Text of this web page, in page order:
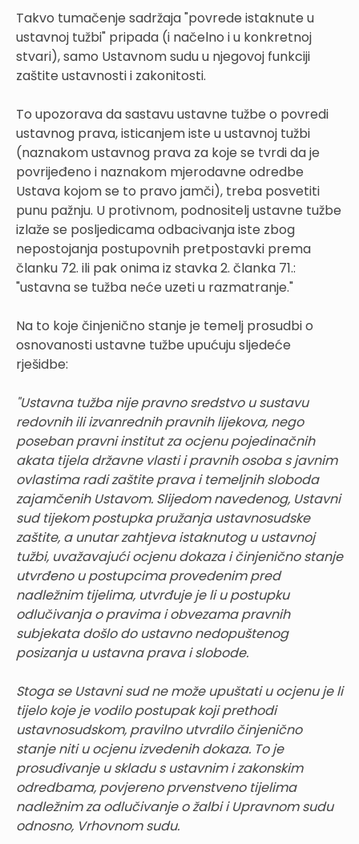
Takvo tumačenje sadržaja "povrede istaknute u
ustavnoj tužbi" pripada (i načelno i u konkretnoj
stvari), samo Ustavnom sudu u njegovoj funkciji
zaštite ustavnosti i zakonitosti.
To upozorava da sastavu ustavne tužbe o povredi
ustavnog prava, isticanjem iste u ustavnoj tužbi
(naznakom ustavnog prava za koje se tvrdi da je
povrijeđeno i naznakom mjerodavne odredbe
Ustava kojom se to pravo jamči), treba posvetiti
punu pažnju. U protivnom, podnositelj ustavne tužbe
izlaže se posljedicama odbacivanja iste zbog
nepostojanja postupovnih pretpostavki prema
članku 72. ili pak onima iz stavka 2. članka 71.:
"ustavna se tužba neće uzeti u razmatranje."
Na to koje činjenično stanje je temelj prosudbi o
osnovanosti ustavne tužbe upućuju sljedeće
rješidbe:
"Ustavna tužba nije pravno sredstvo u sustavu
redovnih ili izvanrednih pravnih lijekova, nego
poseban pravni institut za ocjenu pojedinačnih
akata tijela državne vlasti i pravnih osoba s javnim
ovlastima radi zaštite prava i temeljnih sloboda
zajamčenih Ustavom. Slijedom navedenog, Ustavni
sud tijekom postupka pružanja ustavnosudske
zaštite, a unutar zahtjeva istaknutog u ustavnoj
tužbi, uvažavajući ocjenu dokaza i činjenično stanje
utvrđeno u postupcima provedenim pred
nadležnim tijelima, utvrđuje je li u postupku
odlučivanja o pravima i obvezama pravnih
subjekata došlo do ustavno nedopuštenog
posizanja u ustavna prava i slobode.
Stoga se Ustavni sud ne može upuštati u ocjenu je li
tijelo koje je vodilo postupak koji prethodi
ustavnosudskom, pravilno utvrdilo činjenično
stanje niti u ocjenu izvedenih dokaza. To je
prosuđivanje u skladu s ustavnim i zakonskim
odredbama, povjereno prvenstveno tijelima
nadležnim za odlučivanje o žalbi i Upravnom sudu
odnosno, Vrhovnom sudu.